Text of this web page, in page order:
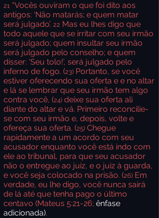
21 “Vocês ouviram o que foi dito aos
antigos: ‘Não matarás; e quem matar
será julgado’. 22 Mas eu lhes digo que
todo aquele que se irritar com seu irmão
será julgado; quem insultar seu irmão
será julgado pelo conselho; e quem
disser: ‘Seu tolo!’, será julgado pelo
inferno de fogo. (23) Portanto, se você
estiver oferecendo sua oferta e e no altar
e lá se lembrar que seu irmão tem algo
contra você, (24) deixe sua oferta ali
diante do altar e vá. Primeiro reconcilie-
se com seu irmão e, depois, volte e
ofereça sua oferta. (25) Chegue
rapidamente a um acordo com seu
acusador enquanto você está indo com
ele ao tribunal, para que seu acusador
não o entregue ao juiz, e o juiz à guarda,
e você seja colocado na prisão. (26) Em
verdade, eu lhe digo, você nunca sairá
de lá até que tenha pago o último
centavo (Mateus 5:21-26; ênfase
adicionada).